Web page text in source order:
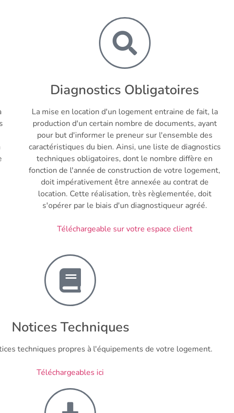
Diagnostics Obligatoires
La mise en location d'un logement entraine de fait, la
production d'un certain nombre de documents, ayant
pour but d'informer le preneur sur l'ensemble des
caractéristiques du bien. Ainsi, une liste de diagnostics
techniques obligatoires, dont le nombre diffère en
fonction de l'année de construction de votre logement,
doit impérativement être annexée au contrat de
location. Cette réalisation, très règlementée, doit
s'opérer par le biais d'un diagnostiqueur agréé.
Téléchargeable sur votre espace client
Notices Techniques
techniques propres à l'équipements de votre logement.
Téléchargeables ici